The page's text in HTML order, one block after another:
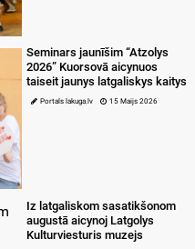
Seminars jaunīšim “Atzolys
2026” Kuorsovā aicynuos
taiseit jaunys latgaliskys kaitys
Portals lakuga.lv 15 Maijs 2026
Iz latgaliskom sasatikšonom
augustā aicynoj Latgolys
Kulturviesturis muzejs